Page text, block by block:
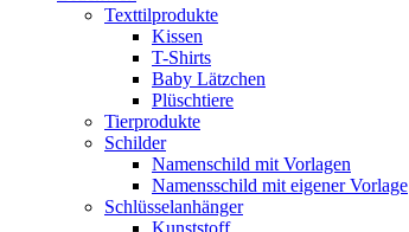
Texttilprodukte
Kissen
T-Shirts
Baby Lätzchen
Plüschtiere
Tierprodukte
Schilder
Namenschild mit Vorlagen
Namensschild mit eigener Vorlage
Schlüsselanhänger
Kunststoff